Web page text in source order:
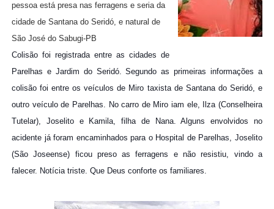
pessoa está presa nas ferragens e seria da
cidade de Santana do Seridó, e natural de
São José do Sabugi-PB
Colisão foi registrada entre as cidades de
Parelhas e Jardim do Seridó. Segundo as primeiras informações a
colisão foi entre os veículos de Miro taxista de Santana do Seridó, e
outro veículo de Parelhas. No carro de Miro iam ele, Ilza (Conselheira
Tutelar), Joselito e Kamila, filha de Nana. Alguns envolvidos no
acidente já foram encaminhados para o Hospital de Parelhas, Joselito
(São Joseense) ficou preso as ferragens e não resistiu, vindo a
falecer. Notícia triste. Que Deus conforte os familiares.